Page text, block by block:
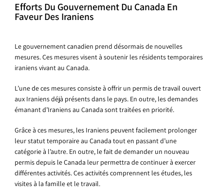
Efforts Du Gouvernement Du Canada En
Faveur Des Iraniens
Le gouvernement canadien prend désormais de nouvelles
mesures. Ces mesures visent à soutenir les résidents temporaires
iraniens vivant au Canada.
L’une de ces mesures consiste à offrir un permis de travail ouvert
aux Iraniens déjà présents dans le pays. En outre, les demandes
émanant d’Iraniens au Canada sont traitées en priorité.
Grâce à ces mesures, les Iraniens peuvent facilement prolonger
leur statut temporaire au Canada tout en passant d’une
catégorie à l’autre. En outre, le fait de demander un nouveau
permis depuis le Canada leur permettra de continuer à exercer
différentes activités. Ces activités comprennent les études, les
visites à la famille et le travail.